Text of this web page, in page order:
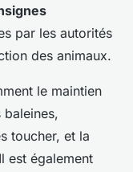
par les autorités
des animaux.
le maintien
baleines,
toucher, et la
est également